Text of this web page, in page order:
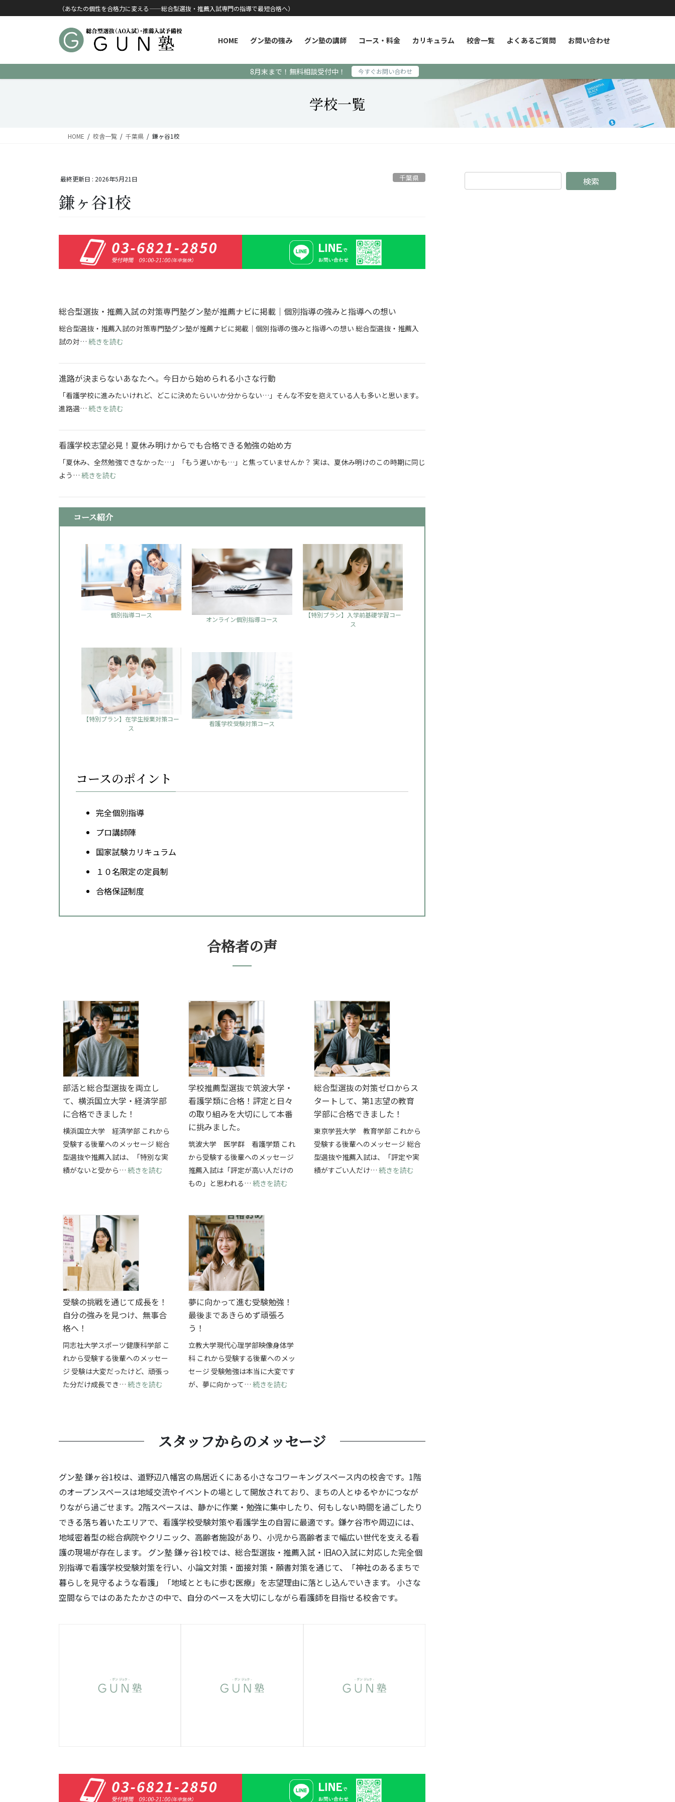
コンテンツに移動
ナビゲーションに移動（あなたの個性を合格力に変える——総合型選抜・推薦入試専門の指導で最短合格へ）
HOME グン塾の強み グン塾の講師 コース・料金 カリキュラム 校舎一覧 よくあるご質問 お問い合わせ
8月末まで！無料相談受付中！ 今すぐお問い合わせ
学校一覧
HOME 校舎一覧 千葉県 鎌ヶ谷1校
最終更新日 : 2026年5月21日 千葉県
鎌ヶ谷1校
総合型選抜・推薦入試の対策専門塾グン塾が推薦ナビに掲載｜個別指導の強みと指導への想い
総合型選抜・推薦入試の対策専門塾グン塾が推薦ナビに掲載｜個別指導の強みと指導への想い 総合型選抜・推薦入
試の対… 続きを読む
進路が決まらないあなたへ。今日から始められる小さな行動
「看護学校に進みたいけれど、どこに決めたらいいか分からない…」そんな不安を抱えている人も多いと思います。
進路選… 続きを読む
看護学校志望必見！夏休み明けからでも合格できる勉強の始め方
「夏休み、全然勉強できなかった…」「もう遅いかも…」と焦っていませんか？ 実は、夏休み明けのこの時期に同じ
よう… 続きを読む
コース紹介
個別指導コース
オンライン個別指導コース
【特別プラン】入学前基礎学習コー
ス
【特別プラン】在学生授業対策コー
ス
看護学校受験対策コース
コースのポイント
完全個別指導
プロ講師陣
国家試験カリキュラム
１０名限定の定員制
合格保証制度
合格者の声
部活と総合型選抜を両立し
て、横浜国立大学・経済学部
に合格できました！
横浜国立大学 経済学部 これから
受験する後輩へのメッセージ 総合
型選抜や推薦入試は、「特別な実
績がないと受から… 続きを読む : 部活と総合型選抜を両立して、横浜国立大学・経済学部に合格できました！
学校推薦型選抜で筑波大学・
看護学類に合格！評定と日々
の取り組みを大切にして本番
に挑みました。
筑波大学 医学群 看護学類 これ
から受験する後輩へのメッセージ
推薦入試は「評定が高い人だけの
もの」と思われる… 続きを読む
総合型選抜の対策ゼロからス
タートして、第1志望の教育
学部に合格できました！
東京学芸大学 教育学部 これから
受験する後輩へのメッセージ 総合
型選抜や推薦入試は、「評定や実
績がすごい人だけ… 続きを読む
受験の挑戦を通じて成長を！
自分の強みを見つけ、無事合
格へ！
同志社大学スポーツ健康科学部 こ
れから受験する後輩へのメッセー
ジ 受験は大変だったけど、頑張っ
た分だけ成長でき… 続きを読む : 受験の挑戦を通じて成長を！自分の強みを見つけ、無事合格へ！
夢に向かって進む受験勉強！
最後まであきらめず頑張ろ
う！
立教大学現代心理学部映像身体学
科 これから受験する後輩へのメッ
セージ 受験勉強は本当に大変です
が、夢に向かって… 続きを読む
スタッフからのメッセージ
グン塾 鎌ヶ谷1校は、道野辺八幡宮の鳥居近くにある小さなコワーキングスペース内の校舎です。1階
のオープンスペースは地域交流やイベントの場として開放されており、まちの人とゆるやかにつなが
りながら過ごせます。2階スペースは、静かに作業・勉強に集中したり、何もしない時間を過ごしたり
できる落ち着いたエリアで、看護学校受験対策や看護学生の自習に最適です。鎌ケ谷市や周辺には、
地域密着型の総合病院やクリニック、高齢者施設があり、小児から高齢者まで幅広い世代を支える看
護の現場が存在します。 グン塾 鎌ヶ谷1校では、総合型選抜・推薦入試・旧AO入試に対応した完全個
別指導で看護学校受験対策を行い、小論文対策・面接対策・願書対策を通じて、「神社のあるまちで
暮らしを見守るような看護」「地域とともに歩む医療」を志望理由に落とし込んでいきます。 小さな
空間ならではのあたたかさの中で、自分のペースを大切にしながら看護師を目指せる校舎です。